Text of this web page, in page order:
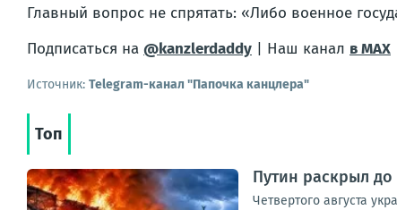
Главный вопрос не спрятать: «Либо военное
Подписаться на @kanzlerdaddy | Наш канал в MAX
Источник: Telegram-канал "Папочка канцлера"
Топ
Путин раскрыл до
Четвертого августа